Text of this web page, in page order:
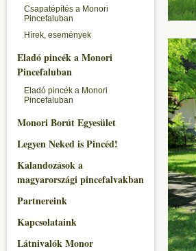
Csapatépítés a Monori
Pincefaluban
Hírek, események
Eladó pincék a Monori
Pincefaluban
Eladó pincék a Monori
Pincefaluban
Monori Borút Egyesület
Legyen Neked is Pincéd!
Kalandozások a
magyarországi pincefalvakban
Partnereink
Kapcsolataink
Látnivalók Monor